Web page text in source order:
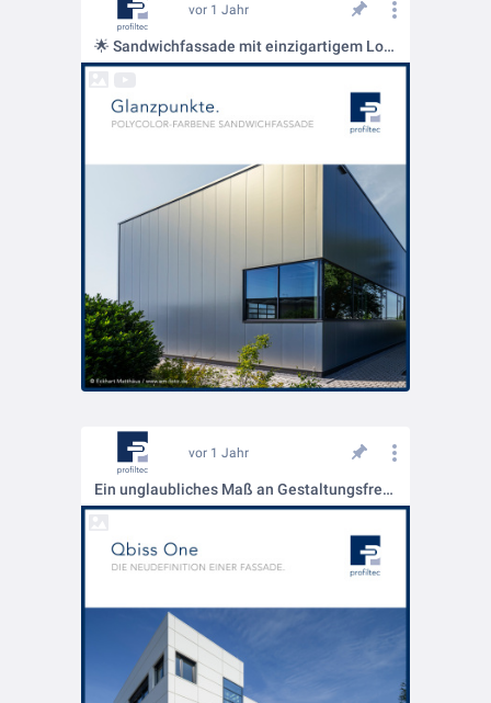
vor 1 Jahr
🌟 Sandwichfassade mit einzigartigem Look
vor 1 Jahr
Ein unglaubliches Maß an Gestaltungsfreiheit.